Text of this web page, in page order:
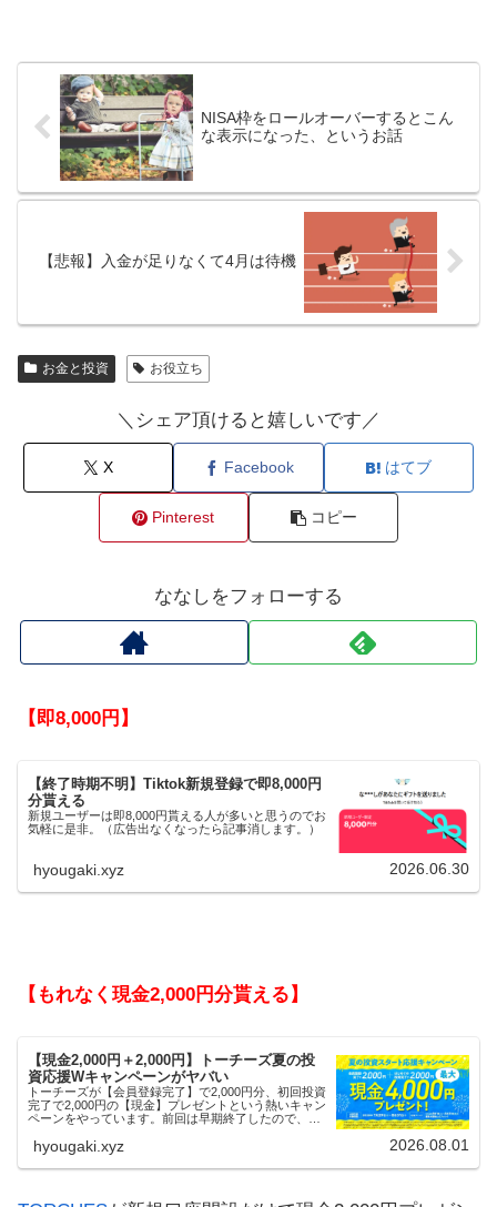
NISA枠をロールオーバーするとこん
な表示になった、というお話
【悲報】入金が足りなくて4月は待機
お金と投資 お役立ち
＼シェア頂けると嬉しいです／
X Facebook はてブ
Pinterest コピー
ななしをフォローする
【即8,000円】
【終了時期不明】Tiktok新規登録で即8,000円
分貰える
新規ユーザーは即8,000円貰える人が多いと思うのでお
気軽に是非。（広告出なくなったら記事消します。）
hyougaki.xyz 2026.06.30
【もれなく現金2,000円分貰える】
【現金2,000円＋2,000円】トーチーズ夏の投
資応援Wキャンペーンがヤバい
トーチーズが【会員登録完了】で2,000円分、初回投資
完了で2,000円の【現金】プレゼントという熱いキャン
ペーンをやっています。前回は早期終了したので、使
hyougaki.xyz 2026.08.01